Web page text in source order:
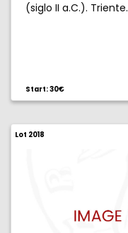
(siglo II a.C.).
Start: 30€
Lot 2018